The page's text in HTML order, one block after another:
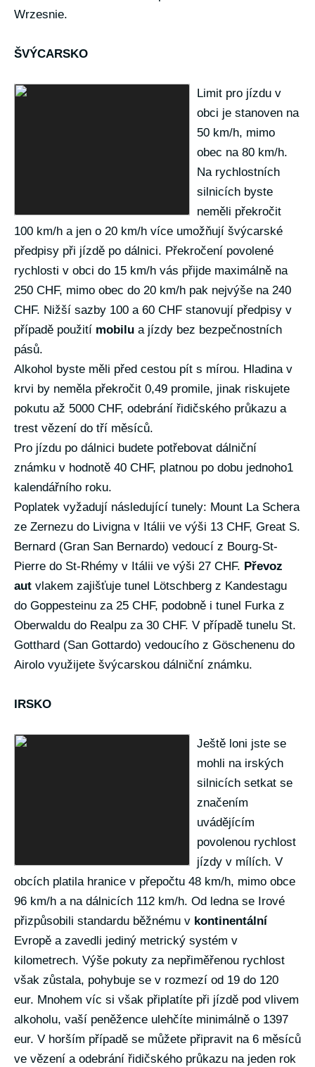
Wrzesnie.
ŠVÝCARSKO
Limit pro jízdu v
obci je stanoven na
50 km/h, mimo
obec na 80 km/h.
Na rychlostních
silnicích byste
neměli překročit
100 km/h a jen o 20 km/h více umožňují švýcarské
předpisy při jízdě po dálnici. Překročení povolené
rychlosti v obci do 15 km/h vás přijde maximálně na
250 CHF, mimo obec do 20 km/h pak nejvýše na 240
CHF. Nižší sazby 100 a 60 CHF stanovují předpisy v
případě použití mobilu a jízdy bez bezpečnostních
pásů.
Alkohol byste měli před cestou pít s mírou. Hladina v
krvi by neměla překročit 0,49 promile, jinak riskujete
pokutu až 5000 CHF, odebrání řidičského průkazu a
trest vězení do tří měsíců.
Pro jízdu po dálnici budete potřebovat dálniční
známku v hodnotě 40 CHF, platnou po dobu jednoho1
kalendářního roku.
Poplatek vyžadují následující tunely: Mount La Schera
ze Zernezu do Livigna v Itálii ve výši 13 CHF, Great S.
Bernard (Gran San Bernardo) vedoucí z Bourg-St-
Pierre do St-Rhémy v Itálii ve výši 27 CHF. Převoz
aut vlakem zajišťuje tunel Lötschberg z Kandestagu
do Goppesteinu za 25 CHF, podobně i tunel Furka z
Oberwaldu do Realpu za 30 CHF. V případě tunelu St.
Gotthard (San Gottardo) vedoucího z Göschenenu do
Airolo využijete švýcarskou dálniční známku.
IRSKO
Ještě loni jste se
mohli na irských
silnicích setkat se
značením
uvádějícím
povolenou rychlost
jízdy v mílích. V
obcích platila hranice v přepočtu 48 km/h, mimo obce
96 km/h a na dálnicích 112 km/h. Od ledna se Irové
přizpůsobili standardu běžnému v kontinentální
Evropě a zavedli jediný metrický systém v
kilometrech. Výše pokuty za nepřiměřenou rychlost
však zůstala, pohybuje se v rozmezí od 19 do 120
eur. Mnohem víc si však připlatíte při jízdě pod vlivem
alkoholu, vaší peněžence ulehčíte minimálně o 1397
eur. V horším případě se můžete připravit na 6 měsíců
ve vězení a odebrání řidičského průkazu na jeden rok